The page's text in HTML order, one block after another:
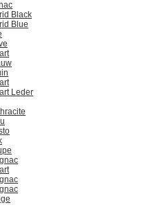
Black
Blue
Leder